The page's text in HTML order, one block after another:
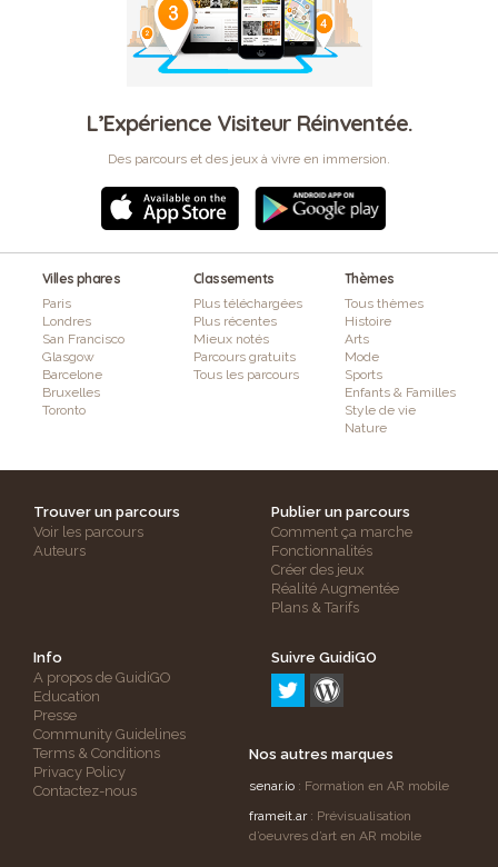
L’Expérience Visiteur Réinventée.
Des parcours et des jeux à vivre en immersion.
Villes phares
Paris
Londres
San Francisco
Glasgow
Barcelone
Bruxelles
Toronto
Classements
Plus téléchargées
Plus récentes
Mieux notés
Parcours gratuits
Tous les parcours
Thèmes
Tous thèmes
Histoire
Arts
Mode
Sports
Enfants & Familles
Style de vie
Nature
Trouver un parcours
Voir les parcours
Auteurs
Publier un parcours
Comment ça marche
Fonctionnalités
Créer des jeux
Réalité Augmentée
Plans & Tarifs
Info
A propos de GuidiGO
Education
Presse
Community Guidelines
Terms & Conditions
Privacy Policy
Contactez-nous
Suivre GuidiGO
Nos autres marques
senar.io : Formation en AR mobile
frameit.ar: Prévisualisation
d’oeuvres d’art en AR mobile